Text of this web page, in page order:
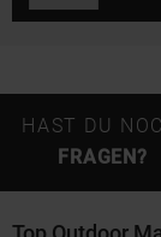
HAST DU
FRAGEN?